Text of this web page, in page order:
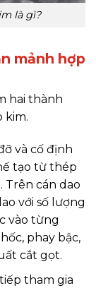
là gì?
mảnh hợp
hai thành
kim.
và cố định
tạo từ thép
Trên cán dao
với số lượng
vào từng
phay bậc,
cắt gọt.
tham gia